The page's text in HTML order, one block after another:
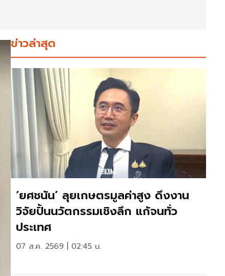
ข่าวล่าสุด
‘ยศชนัน’ ลุยเกษตรมูลค่าสูง ดึงงาน
วิจัยปั้นนวัตกรรมเชิงลึก แก้จนทั่ว
ประเทศ
07 ส.ค. 2569 | 02:45 น.